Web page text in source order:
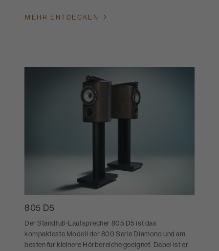
MEHR ENTDECKEN
805 D5
Der Standfuß-Lautsprecher 805 D5 ist das
kompakteste Modell der 800 Serie Diamond und am
besten für kleinere Hörbereiche geeignet. Dabei ist er